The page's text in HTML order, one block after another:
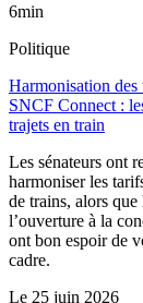
6min
Politique
Harmonisation des
SNCF Connect :
trajets en train
Les sénateurs ont
harmoniser les
de trains, alors
l’ouverture à la
ont bon espoir de
cadre.
Le 25 juin 2026